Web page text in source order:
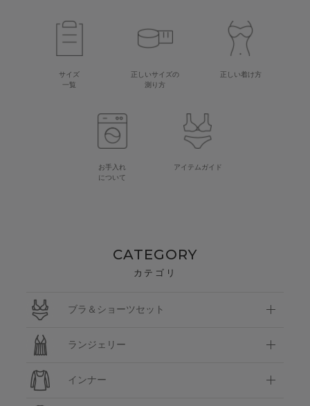
サイズ
一覧
正しいサイズの
測り方
正しい着け方
お手入れ
について
アイテムガイド
CATEGORY
カテゴリ
ブラ＆ショーツセット
ランジェリー
インナー